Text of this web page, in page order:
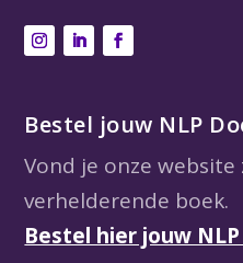
Bestel jouw NLP
Vond je onze website
verhelderende boek.
Bestel hier jouw